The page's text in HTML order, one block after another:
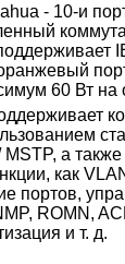
- 10-и
60 Вт на
а
как
портов,
ROMN,
и т. д.